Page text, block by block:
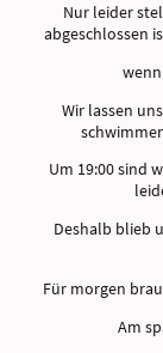
Nur leider
abgeschlossen
Wir lassen
Um 19:00 sind
Deshalb blieb
Für morgen
Am